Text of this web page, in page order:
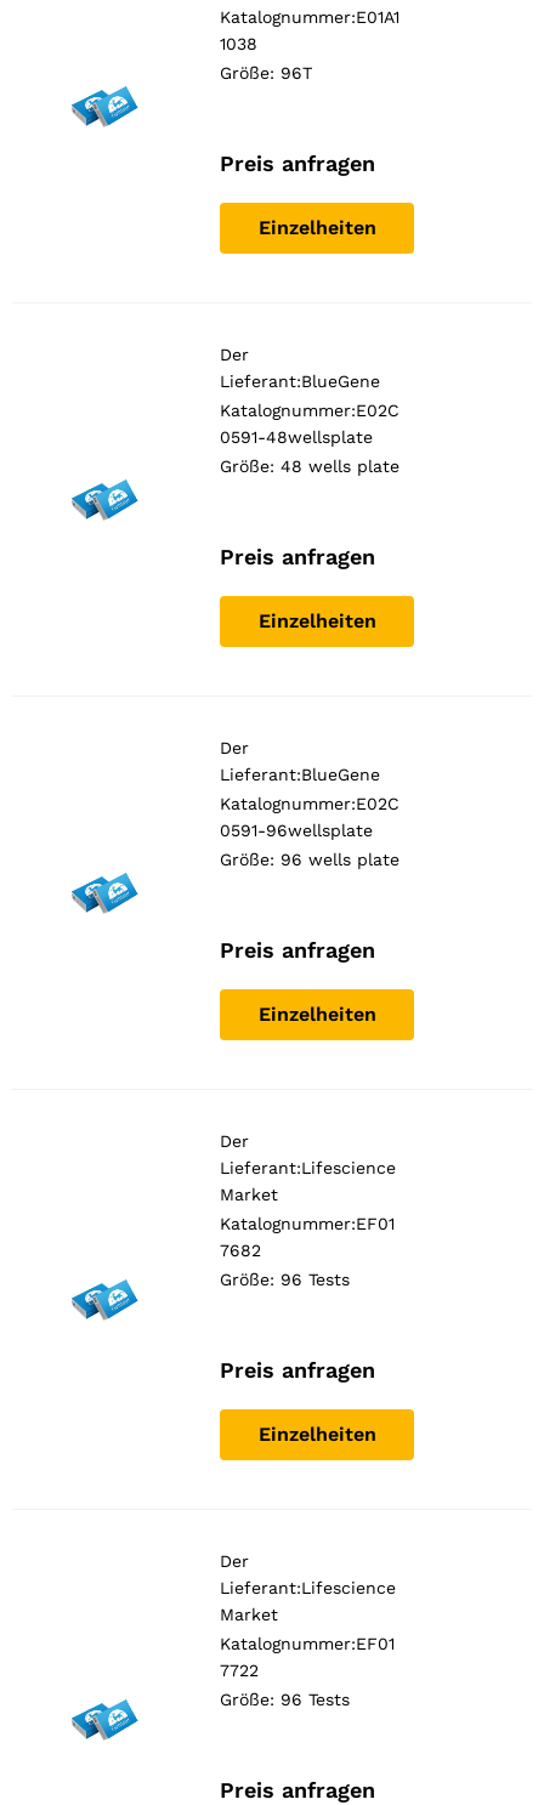
Katalognummer:E01A1
1038
Größe: 96T
Preis anfragen
Einzelheiten
Der
Lieferant:BlueGene
Katalognummer:E02C
0591-48wellsplate
Größe: 48 wells plate
Preis anfragen
Einzelheiten
Der
Lieferant:BlueGene
Katalognummer:E02C
0591-96wellsplate
Größe: 96 wells plate
Preis anfragen
Einzelheiten
Der
Lieferant:Lifescience
Market
Katalognummer:EF01
7682
Größe: 96 Tests
Preis anfragen
Einzelheiten
Der
Lieferant:Lifescience
Market
Katalognummer:EF01
7722
Größe: 96 Tests
Preis anfragen